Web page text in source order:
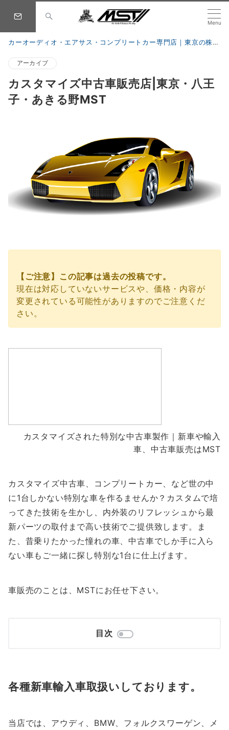
Menu
カーオーディオ・エアサス・コンプリートカー専門店｜東京の株式会社 MST
アーカイブ
カスタマイズ中古車販売店|東京・八王
子・あきる野MST
【ご注意】この記事は過去の投稿です。
現在は対応していないサービスや、価格・内容が
変更されている可能性がありますのでご注意くだ
さい。
カスタマイズされた特別な中古車製作｜新車や輸入
車、中古車販売はMST
カスタマイズ中古車、コンプリートカー、など世の中
に1台しかない特別な車を作るませんか？カスタムで培
ってきた技術を生かし、内外装のリフレッシュから最
新パーツの取付まで高い技術でご提供致します。ま
た、昔乗りたかった憧れの車、中古車でしか手に入ら
ない車もご一緒に探し特別な1台に仕上げます。
車販売のことは、MSTにお任せ下さい。
目次
各種新車輸入車取扱いしております。
当店では、アウディ、BMW、フォルクスワーゲン、メ